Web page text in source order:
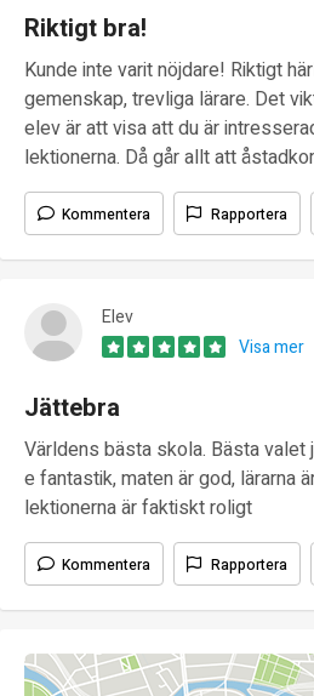
Riktigt bra!
Kunde inte varit nöjdare! Riktigt
gemenskap, trevliga lärare. Det
elev är att visa att du är
lektionerna. Då går allt att
Kommentera Rapportera
Elev
Visa mer
Jättebra
Världens bästa skola. Bästa valet
e fantastik, maten är god, lärarna
lektionerna är faktiskt roligt
Kommentera Rapportera